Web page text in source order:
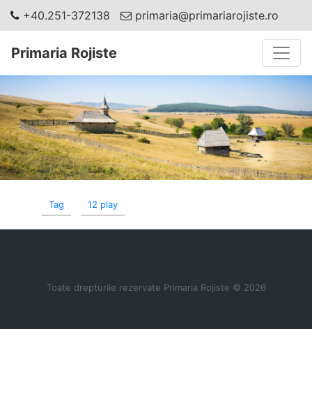
+40.251-372138 primaria@primariarojiste.ro
Primaria Rojiste
Tag 12 play
Toate drepturile rezervate Primaria Rojiste © 2026